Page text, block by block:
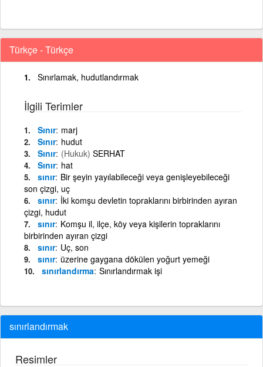
Türkçe - Türkçe
Sınırlamak, hudutlandırmak
İlgili Terimler
Sınır marj
Sınır hudut
Sınır (Hukuk) SERHAT
Sınır hat
sınır Bir şeyin yayılabileceği veya genişleyebileceği
son çizgi, uç
sınır İki komşu devletin topraklarını birbirinden ayıran
çizgi, hudut
sınır Komşu il, ilçe, köy veya kişilerin topraklarını
birbirinden ayıran çizgi
sınır Uç, son
sınır üzerine gaygana dökülen yoğurt yemeği
sınırlandırma Sınırlandırmak işi
sınırlandırmak
Resimler